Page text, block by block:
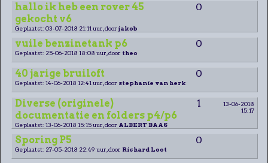
hallo ik heb een rover 45
gekocht v6
0
Geplaatst: 03-07-2018 21:11 uur, door jakob
vuile benzinetank p6 0
Geplaatst: 25-06-2018 18:08 uur, door theo
40 jarige bruiloft 0
Geplaatst: 14-06-2018 12:41 uur, door stephanie van herk
Diverse (originele)
documentatie en folders p4/p6
1
13-06-2018
15:17
Geplaatst: 13-06-2018 15:15 uur, door ALBERT BAAS
Sporing P5 0
Geplaatst: 27-05-2018 22:49 uur, door Richard Loot